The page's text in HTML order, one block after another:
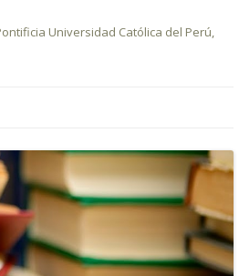
Universidad Católica del Perú,